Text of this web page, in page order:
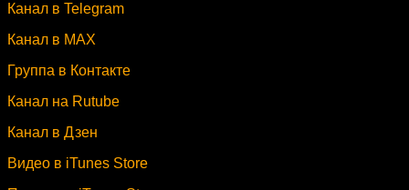
Канал в Telegram
Канал в MAX
Группа в Контакте
Канал на Rutube
Канал в Дзен
Видео в iTunes Store